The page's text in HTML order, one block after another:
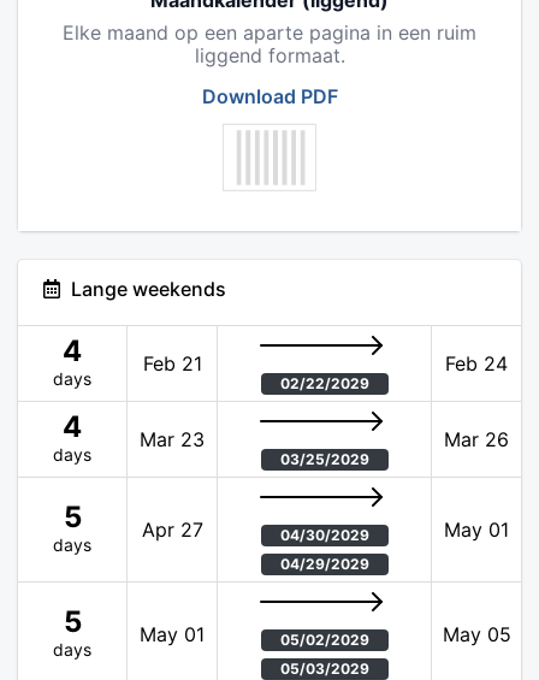
Elke maand op een aparte pagina in een ruim
liggend formaat.
Download PDF
Lange weekends
4
days
Feb 21
02/22/2029
Feb 24
4
days
Mar 23
03/25/2029
Mar 26
5
days
Apr 27
04/30/2029
04/29/2029
May 01
5
days
May 01
05/02/2029
05/03/2029
May 05